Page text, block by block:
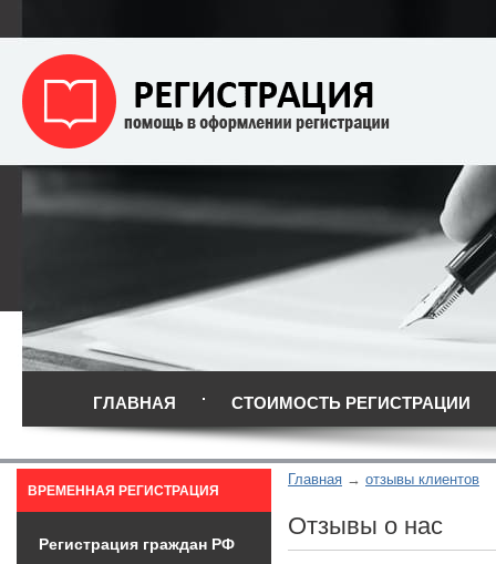
ГЛАВНАЯ СТОИМОСТЬ РЕГИСТРАЦИИ
Главная отзывы клиентов
Отзывы о нас
ВРЕМЕННАЯ РЕГИСТРАЦИЯ
Регистрация граждан РФ